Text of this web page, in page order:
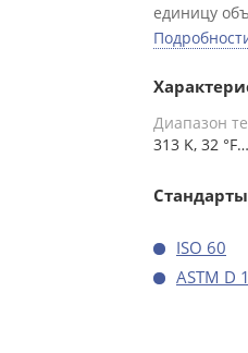
единицу
(порошка
Диапазон
313 K, 32
ISO 60
ASTM D